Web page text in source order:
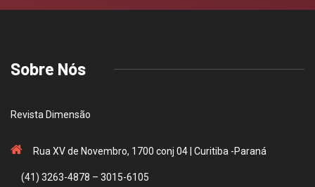
Sobre Nós
Revista Dimensão
Rua XV de Novembro, 1700 conj 04 | Curitiba -Paraná
(41) 3263-4878 – 3015-6105